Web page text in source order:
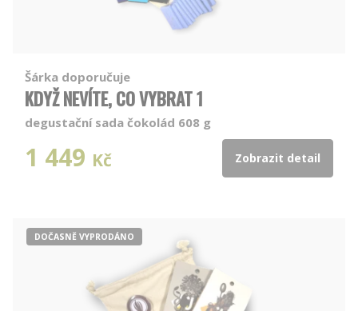
Šárka doporučuje
KDYŽ NEVÍTE, CO VYBRAT 1
degustační sada čokolád 608 g
1 449 Kč Zobrazit detail
DOČASNĚ VYPRODÁNO